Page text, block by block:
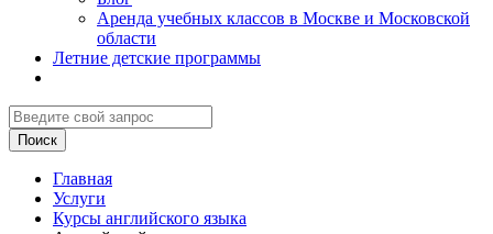
Аренда учебных классов в Москве и Московской
области
Летние детские программы
Главная
Услуги
Курсы английского языка